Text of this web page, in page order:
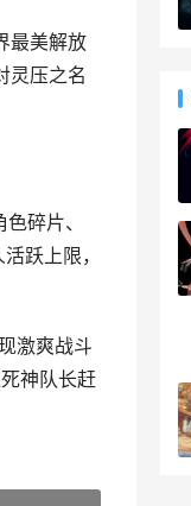
最美解放
灵压之名
碎片、
跃上限，
激爽战斗
神队长赶